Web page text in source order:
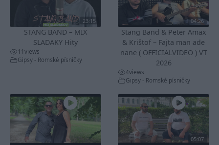
23:15
STANG BAND – MIX
SLADAKY Hity
11views
Gipsy - Romské písničky
04:26
Stang Band & Peter Amax
& Krištof – Fajta man ade
nane ( OFFICIALVIDEO ) VT
2026
4views
Gipsy - Romské písničky
05:07